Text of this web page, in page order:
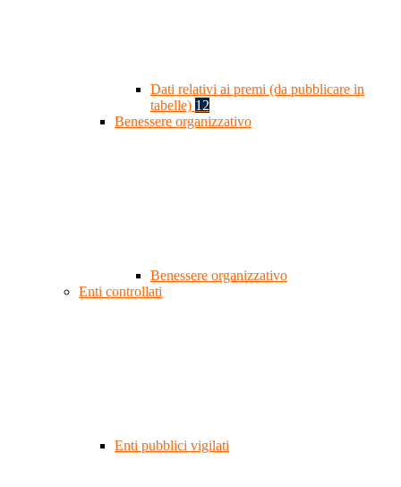
Dati relativi ai premi (da pubblicare in
tabelle) 12
Benessere organizzativo
Benessere organizzativo
Enti controllati
Enti pubblici vigilati